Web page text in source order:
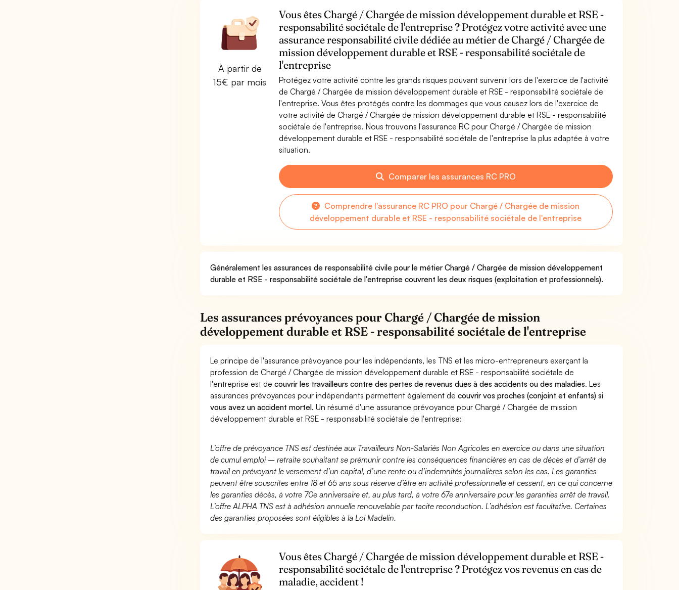
À partir de
15€ par mois
Vous êtes Chargé / Chargée de mission développement durable et RSE -
responsabilité sociétale de l'entreprise ? Protégez votre activité avec une
assurance responsabilité civile dédiée au métier de Chargé / Chargée de
mission développement durable et RSE - responsabilité sociétale de
l'entreprise
Protégez votre activité contre les grands risques pouvant survenir lors de l'exercice de l'activité
de Chargé / Chargée de mission développement durable et RSE - responsabilité sociétale de
l'entreprise. Vous êtes protégés contre les dommages que vous causez lors de l'exercice de
votre activité de Chargé / Chargée de mission développement durable et RSE - responsabilité
sociétale de l'entreprise. Nous trouvons l'assurance RC pour Chargé / Chargée de mission
développement durable et RSE - responsabilité sociétale de l'entreprise la plus adaptée à votre
situation.
Comparer les assurances RC PRO
Comprendre l'assurance RC PRO pour Chargé / Chargée de mission
développement durable et RSE - responsabilité sociétale de l'entreprise
Généralement les assurances de responsabilité civile pour le métier Chargé / Chargée de mission développement
durable et RSE - responsabilité sociétale de l'entreprise couvrent les deux risques (exploitation et professionnels).
Les assurances prévoyances pour Chargé / Chargée de mission
développement durable et RSE - responsabilité sociétale de l'entreprise
Le principe de l'assurance prévoyance pour les indépendants, les TNS et les micro-entrepreneurs exerçant la
profession de Chargé / Chargée de mission développement durable et RSE - responsabilité sociétale de
l'entreprise est decouvrir les travailleurs contre des pertes de revenus dues à des accidents ou des maladies. Les
assurances prévoyances pour indépendants permettent également decouvrir vos proches (conjoint et enfants) si
vous avez un accident mortel. Un résumé d'une assurance prévoyance pour Chargé / Chargée de mission
développement durable et RSE - responsabilité sociétale de l'entreprise:
L’offre de prévoyance TNS est destinée aux Travailleurs Non-Salariés Non Agricoles en exercice ou dans une situation
de cumul emploi – retraite souhaitant se prémunir contre les conséquences financières en cas de décès et d’arrêt de
travail en prévoyant le versement d’un capital, d’une rente ou d’indemnités journalières selon les cas. Les garanties
peuvent être souscrites entre 18 et 65 ans sous réserve d’être en activité professionnelle et cessent, en ce qui concerne
les garanties décès, à votre 70e anniversaire et, au plus tard, à votre 67e anniversaire pour les garanties arrêt de travail.
L’offre ALPHA TNS est à adhésion annuelle renouvelable par tacite reconduction. L’adhésion est facultative. Certaines
des garanties proposées sont éligibles à la Loi Madelin.
Vous êtes Chargé / Chargée de mission développement durable et RSE -
responsabilité sociétale de l'entreprise ? Protégez vos revenus en cas de
maladie, accident !